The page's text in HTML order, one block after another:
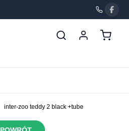
inter-zoo teddy 2 black +tube